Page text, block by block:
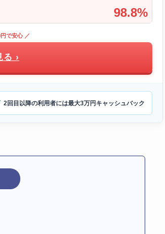
98.8%
で安心 ／
る ›
2回目以降の利用者には最大3万円キャッシュバック